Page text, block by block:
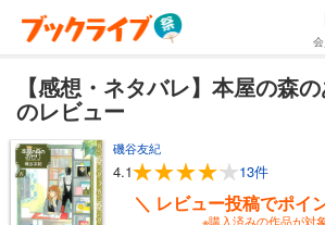
【感想・ネタバレ】本屋の森の
のレビュー
磯谷友紀
4.1 13件
＼ レビュー投稿でポイ
※購入済みの作品が対